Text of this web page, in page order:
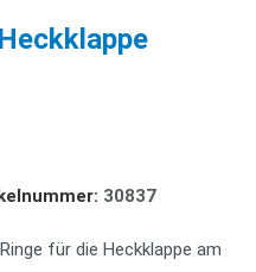
30837
für die Heckklappe am